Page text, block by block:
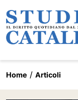
Home Articoli